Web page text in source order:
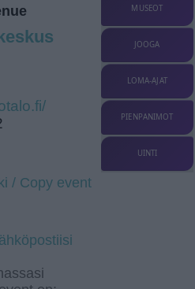
/ Copy event
MUSEOT
JOOGA
LOMA-AJAT
PIENPANIMOT
UINTI